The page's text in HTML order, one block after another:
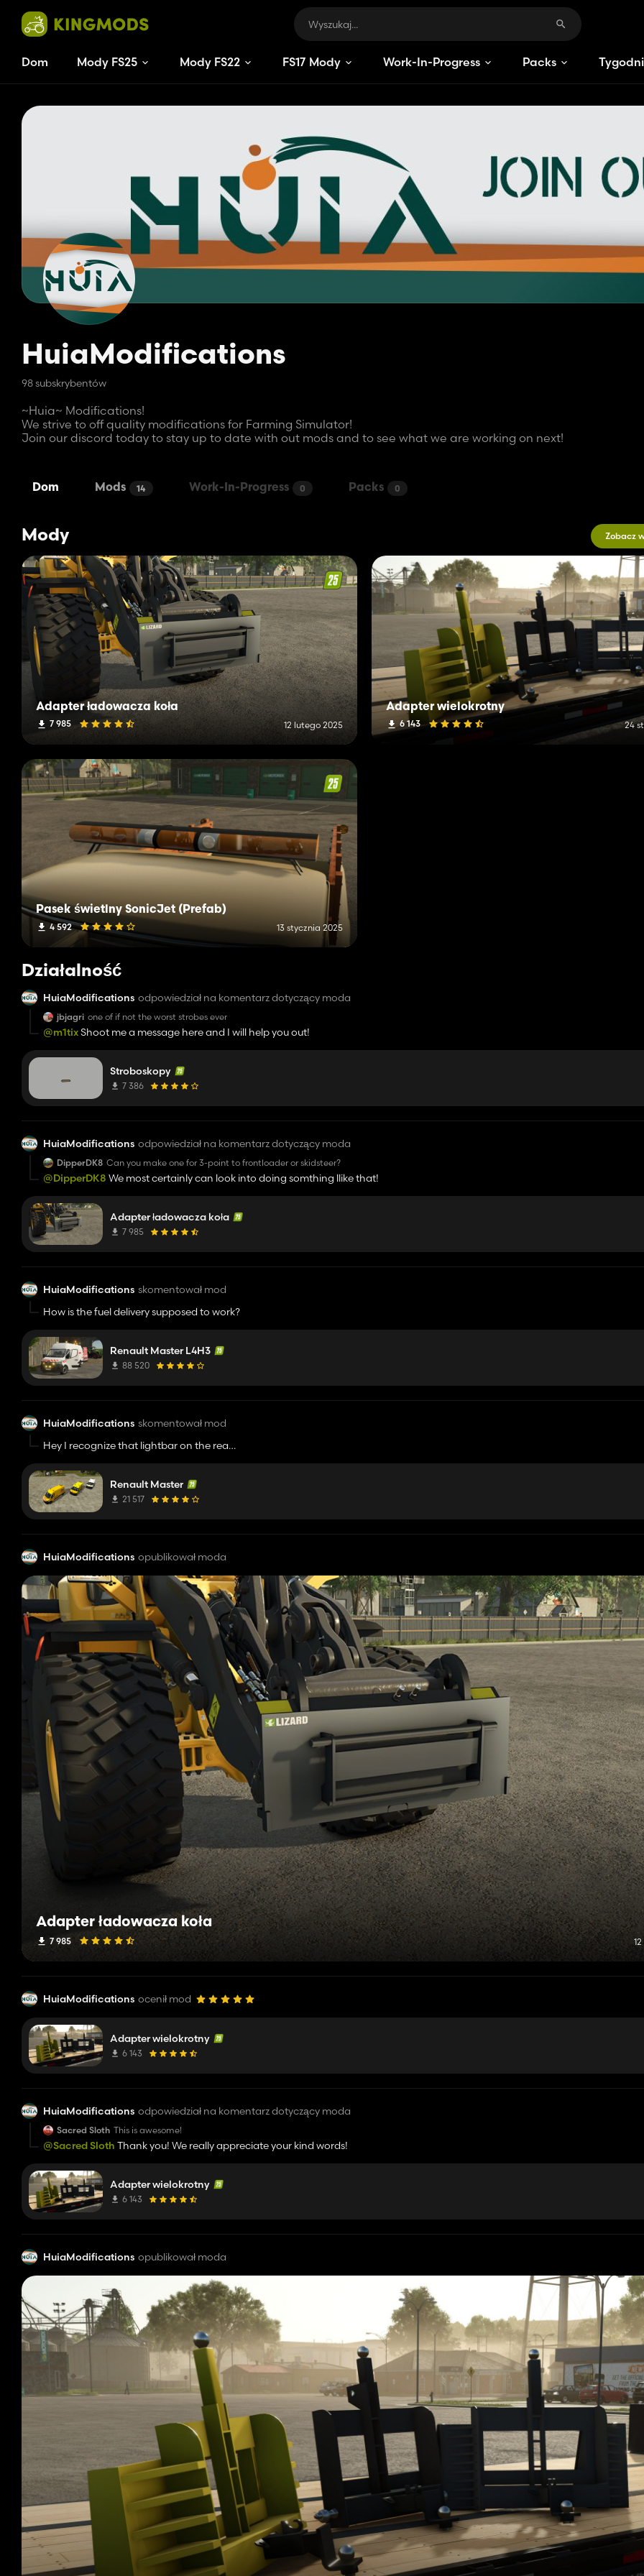
Dom Mody FS25 Mody FS22 FS17 Mody Work-In-Progress Packs
HuiaModifications
98 subskrybentów
~Huia~ Modifications!
We strive to off quality modifications for Farming Simulator!
Join our discord today to stay up to date with out mods and to see what we are working on next!
Dom Mods 14 Work-In-Progress 0 Packs 0
Mody Zobacz
Adapter ładowacza koła
7 985 12 lutego 2025
Adapter wielokrotny
6 143 24
Pasek świetlny SonicJet (Prefab)
4 592 13 stycznia 2025
Działalność
HuiaModifications odpowiedział na komentarz dotyczący moda
jbjagri one of if not the worst strobes ever
@m1tixShoot me a message here and I will help you out!
Stroboskopy
7 386
HuiaModifications odpowiedział na komentarz dotyczący moda
DipperDK8 Can you make one for 3-point to frontloader or skidsteer?
@DipperDK8 We most certainly can look into doing somthing llike that!
Adapter ładowacza koła
7 985
HuiaModifications skomentował mod
How is the fuel delivery supposed to work?
Renault Master L4H3
88 520
HuiaModifications skomentował mod
Hey I recognize that lightbar on the rear!
Renault Master
21 517
HuiaModifications opublikował moda
Adapter ładowacza koła
7 985
HuiaModifications ocenił mod
Adapter wielokrotny
6 143
HuiaModifications odpowiedział na komentarz dotyczący moda
Sacred Sloth This is awesome!
@Sacred Sloth Thank you! We really appreciate your kind words!
Adapter wielokrotny
6 143
HuiaModifications opublikował moda